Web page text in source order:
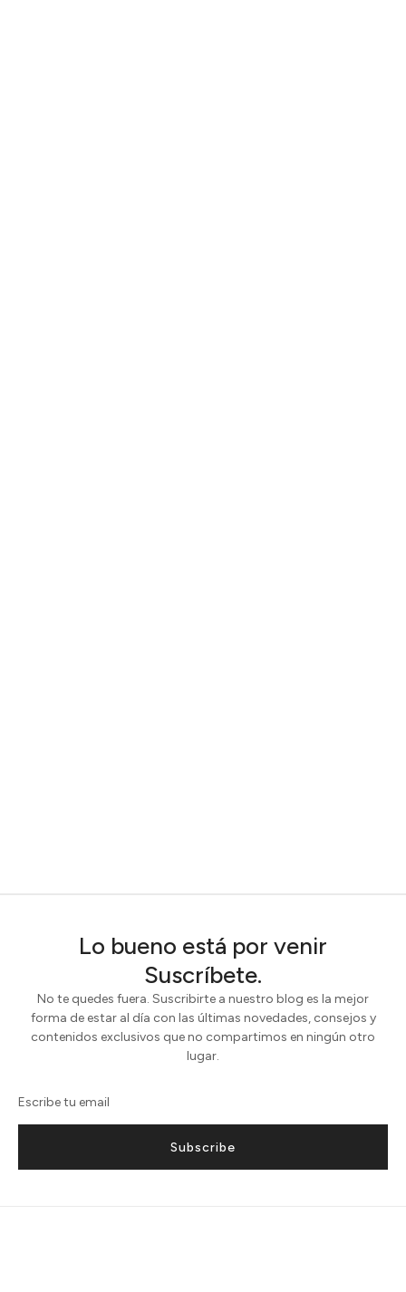
Lo bueno está por venir
Suscríbete.
No te quedes fuera. Suscribirte a nuestro blog es la mejor
forma de estar al día con las últimas novedades, consejos y
contenidos exclusivos que no compartimos en ningún otro
lugar.
Subscribe